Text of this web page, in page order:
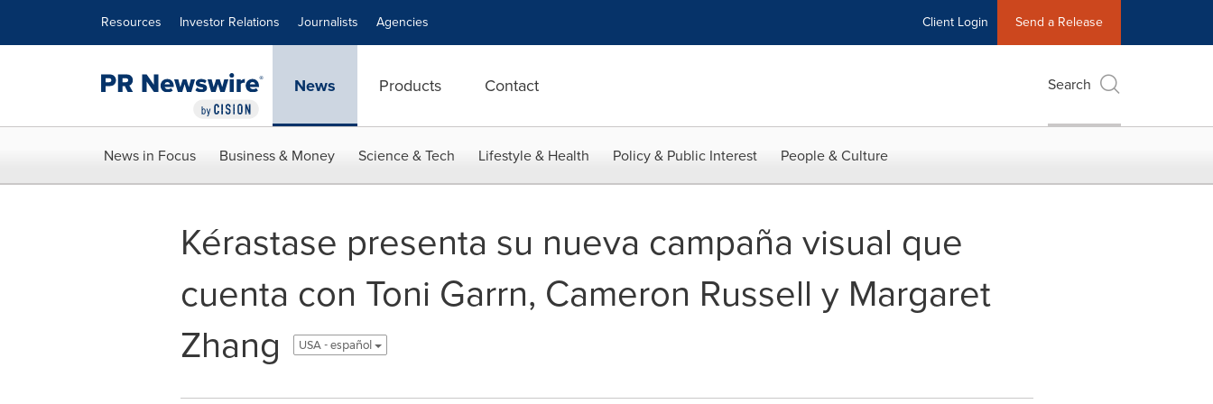
Resources Investor Relations Journalists Agencies Client Login Send a Release
News Products Contact Search
News in Focus Business & Money Science & Tech Lifestyle & Health Policy & Public Interest People & Culture
Kérastase presenta su nueva campaña visual que
cuenta con Toni Garrn, Cameron Russell y Margaret
Zhang
USA - español